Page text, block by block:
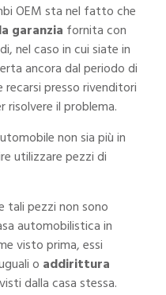
OEM sta nel fatto che
garanzia fornita con
nel caso in cui siate in
ancora dal periodo di
presso rivenditori
il problema.
non sia più in
utilizzare pezzi di
tali pezzi non sono
automobilistica in
visto prima, essi
o addirittura
dalla casa stessa.